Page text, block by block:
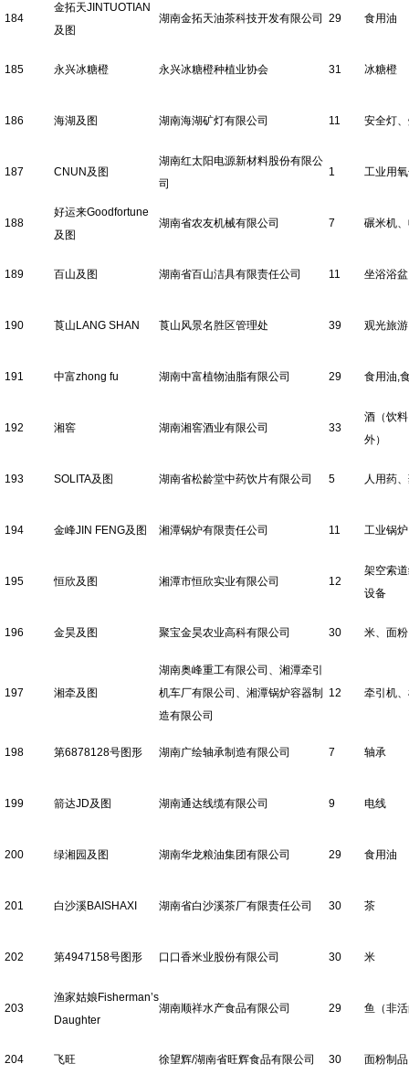
184
金拓天JINTUOTIAN
及图
湖南金拓天油茶科技开发有限公司 29 食用油
185 永兴冰糖橙 永兴冰糖橙种植业协会 31 冰糖橙
186 海湖及图 湖南海湖矿灯有限公司 11 安全灯
187 CNUN及图
湖南红太阳电源新材料股份有限公
司
1 工业用
188
好运来Goodfortune
及图
湖南省农友机械有限公司 7 碾米机
189 百山及图 湖南省百山洁具有限责任公司 11 坐浴浴
190 莨山LANG SHAN 莨山风景名胜区管理处 39 观光旅
191 中富zhong fu 湖南中富植物油脂有限公司 29 食用油,
192 湘窖 湖南湘窖酒业有限公司 33
酒（饮
外）
193 SOLITA及图 湖南省松龄堂中药饮片有限公司 5 人用药
194 金峰JIN FENG及图 湘潭锅炉有限责任公司 11 工业锅炉
195 恒欣及图 湘潭市恒欣实业有限公司 12
架空索
设备
196 金昊及图 聚宝金昊农业高科有限公司 30 米、面
197 湘牵及图
湖南奥峰重工有限公司、湘潭牵引
机车厂有限公司、湘潭锅炉容器制
造有限公司
12 牵引机
198 第6878128号图形 湖南广绘轴承制造有限公司 7 轴承
199 箭达JD及图 湖南通达线缆有限公司 9 电线
200 绿湘园及图 湖南华龙粮油集团有限公司 29 食用油
201 白沙溪BAISHAXI 湖南省白沙溪茶厂有限责任公司 30 茶
202 第4947158号图形 口口香米业股份有限公司 30 米
203
渔家姑娘Fisherman’s
Daughter
湖南顺祥水产食品有限公司 29 鱼（非
204 飞旺 徐望辉/湖南省旺辉食品有限公司 30 面粉制品